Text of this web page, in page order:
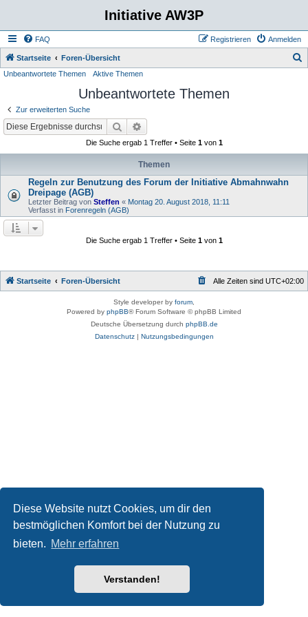
Diese Website nutzt Cookies, um dir den
bestmöglichen Komfort bei der Nutzung zu
bieten. Mehr erfahren
Verstanden!
Initiative AW3P
FAQ Anmelden
Registrieren
Startseite Foren-Übersicht
Unbeantwortete Themen Aktive Themen
Unbeantwortete Themen
Zur erweiterten Suche
Suche
Die Suche ergab 1 Treffer • Seite 1von 1
Themen
Regeln zur Benutzung des Forum der Initiative Abmahnwahn
Dreipage (AGB)
Letzter Beitrag von Steffen « Montag 20. August 2018, 11:11
Verfasst in Forenregeln (AGB)
Die Suche ergab 1 Treffer • Seite 1von 1
Startseite Foren-Übersicht Alle Zeiten sind UTC+02:00
Style developer by forum
Powered by phpBB® Forum Software © phpBB Limited
Deutsche Übersetzung durch phpBB.de
Datenschutz| Nutzungsbedingungen